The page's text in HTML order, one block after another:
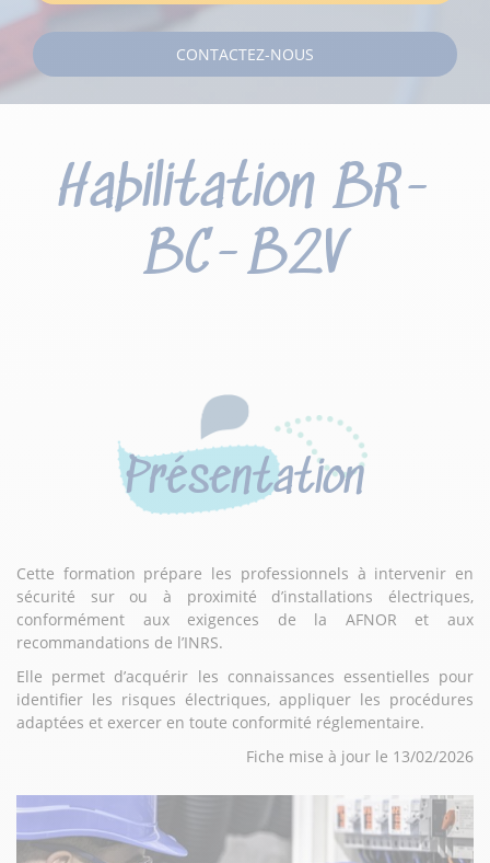
CONTACTEZ-NOUS
Habilitation BR-
BC-B2V
Présentation
Cette formation prépare les professionnels à intervenir en
sécurité sur ou à proximité d’installations électriques,
conformément aux exigences de la AFNOR et aux
recommandations de l’INRS.
Elle permet d’acquérir les connaissances essentielles pour
identifier les risques électriques, appliquer les procédures
adaptées et exercer en toute conformité réglementaire.
Fiche mise à jour le 13/02/2026